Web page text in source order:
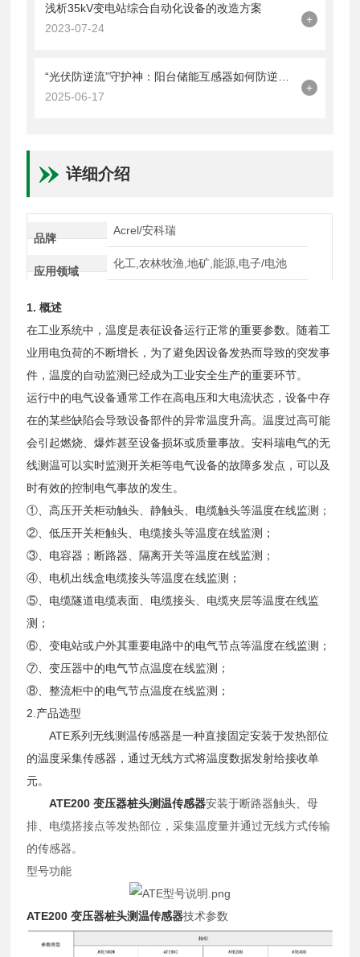
浅析35kV变电站综合自动化设备的改造方案
2023-07-24
+
2025-06-17
+
详细介绍
品牌
Acrel/安科瑞
应用领域
化工,农林牧渔,地矿,能源,电子/电池
1. 概述
在工业系统中，温度是表征设备运行正常的重要参数。随着工
业用电负荷的不断增长，为了避免因设备发热而导致的突发事
件，温度的自动监测已经成为工业安全生产的重要环节。
运行中的电气设备通常工作在高电压和大电流状态，设备中存
在的某些缺陷会导致设备部件的异常温度升高。温度过高可能
会引起燃烧、爆炸甚至设备损坏或质量事故。安科瑞电气的无
线测温可以实时监测开关柜等电气设备的故障多发点，可以及
时有效的控制电气事故的发生。
①、高压开关柜动触头、静触头、电缆触头等温度在线监测；
②、低压开关柜触头、电缆接头等温度在线监测；
③、电容器；断路器、隔离开关等温度在线监测；
④、电机出线盒电缆接头等温度在线监测；
⑤、电缆隧道电缆表面、电缆接头、电缆夹层等温度在线监
测；
⑥、变电站或户外其重要电路中的电气节点等温度在线监测；
⑦、变压器中的电气节点温度在线监测；
⑧、整流柜中的电气节点温度在线监测；
2.产品选型
ATE系列无线测温传感器是一种直接固定安装于发热部位
的温度采集传感器，通过无线方式将温度数据发射给接收单
元。
ATE200 变压器桩头测温传感器安装于断路器触头、母
排、电缆搭接点等发热部位，采集温度量并通过无线方式传输
的传感器。
型号功能
ATE200 变压器桩头测温传感器技术参数